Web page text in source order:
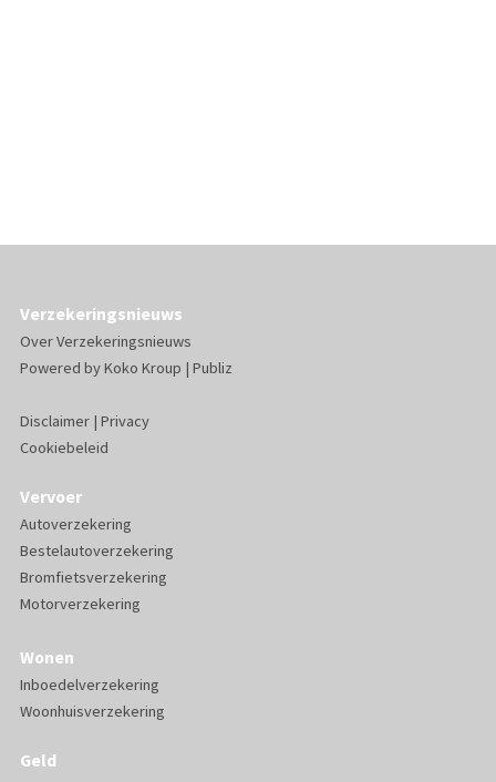
Verzekeringsnieuws
Over Verzekeringsnieuws
Powered byKoko Kroup | Publiz
Disclaimer| Privacy
Cookiebeleid
Vervoer
Autoverzekering
Bestelautoverzekering
Bromfietsverzekering
Motorverzekering
Wonen
Inboedelverzekering
Woonhuisverzekering
Geld